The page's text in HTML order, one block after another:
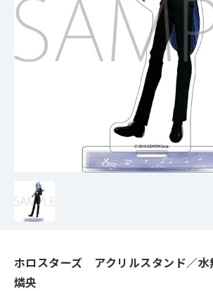
ホロスターズ アクリルスタンド／水
燐央